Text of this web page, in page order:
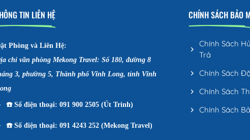
TIN LIÊN HỆ
Phòng và Liên Hệ:
chỉ văn phòng Mekong Travel: Số 180, đường 8
3, phường 5, Thành phố Vĩnh Long, tỉnh Vĩnh
☎️Số điện thoại: 091 900 2505 (Út Trinh)
☎️Số điện thoại: 091 4243 252 (Mekong Travel)
CHÍNH SÁCH BẢO
Chính Sách
Trả
Chính Sách
Chính Sách
Chính Sách